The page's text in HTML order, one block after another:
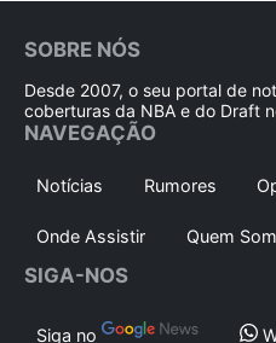
SOBRE NÓS
Desde 2007, o seu portal de
coberturas da NBA e do Draft
NAVEGAÇÃO
Notícias Rumores
Onde Assistir Quem
SIGA-NOS
Siga no